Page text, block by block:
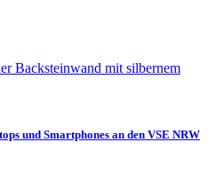
und Smartphones an den VSE NRW